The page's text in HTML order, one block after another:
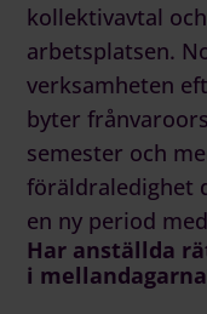
kollektivavtal
arbetsplatsen.
verksamheten
byter
semester och
föräldraledighet
en ny period
Har anställda
i